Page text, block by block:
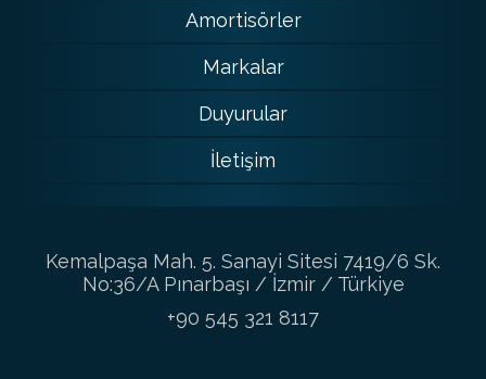
Amortisörler
Markalar
Duyurular
İletişim
Kemalpaşa Mah. 5. Sanayi Sitesi 7419/6 Sk.
No:36/A Pınarbaşı / İzmir / Türkiye
+90 545 321 8117